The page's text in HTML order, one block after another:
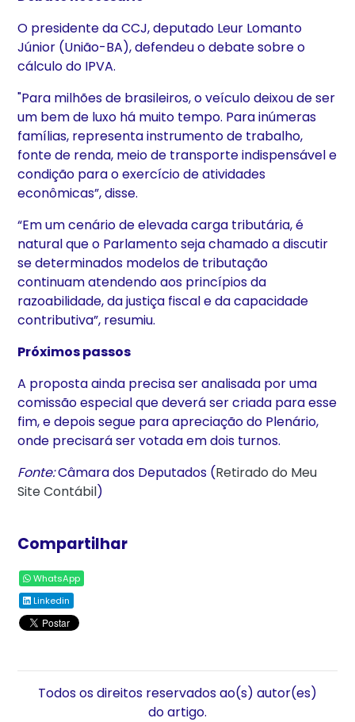
O presidente da CCJ, deputado Leur Lomanto
Júnior (União-BA), defendeu o debate sobre o
cálculo do IPVA.
"Para milhões de brasileiros, o veículo deixou de ser
um bem de luxo há muito tempo. Para inúmeras
famílias, representa instrumento de trabalho,
fonte de renda, meio de transporte indispensável e
condição para o exercício de atividades
econômicas”, disse.
“Em um cenário de elevada carga tributária, é
natural que o Parlamento seja chamado a discutir
se determinados modelos de tributação
continuam atendendo aos princípios da
razoabilidade, da justiça fiscal e da capacidade
contributiva”, resumiu.
Próximos passos
A proposta ainda precisa ser analisada por uma
comissão especial que deverá ser criada para esse
fim, e depois segue para apreciação do Plenário,
onde precisará ser votada em dois turnos.
Fonte:Câmara dos Deputados (Retirado do Meu
Site Contábil)
Compartilhar
WhatsApp
Linkedin
Todos os direitos reservados ao(s) autor(es)
do artigo.